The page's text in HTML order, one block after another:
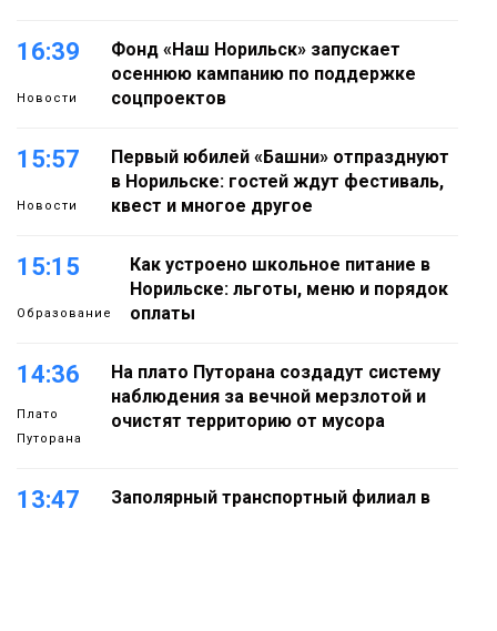
16:39
Новости
Фонд «Наш Норильск» запускает
осеннюю кампанию по поддержке
соцпроектов
15:57
Новости
Первый юбилей «Башни» отпразднуют
в Норильске: гостей ждут фестиваль,
квест и многое другое
15:15
Образование
Как устроено школьное питание в
Норильске: льготы, меню и порядок
оплаты
14:36
Плато
Путорана
На плато Путорана создадут систему
наблюдения за вечной мерзлотой и
очистят территорию от мусора
13:47
Заполярный транспортный филиал в